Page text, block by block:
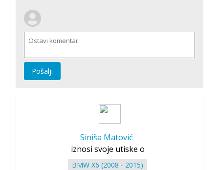
Pošalji
Siniša Matović
iznosi svoje utiske o
BMW X6 (2008 - 2015)